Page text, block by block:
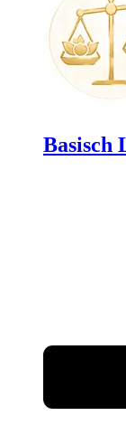
Basisch